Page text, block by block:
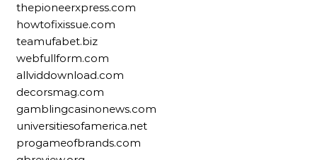
thepioneerxpress.com
howtofixissue.com
teamufabet.biz
webfullform.com
allviddownload.com
decorsmag.com
gamblingcasinonews.com
universitiesofamerica.net
progameofbrands.com